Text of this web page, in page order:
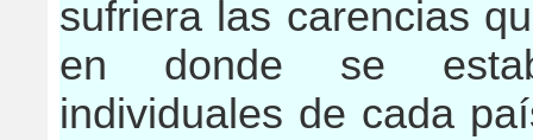
sufriera las carencias
en donde se
individuales de cada